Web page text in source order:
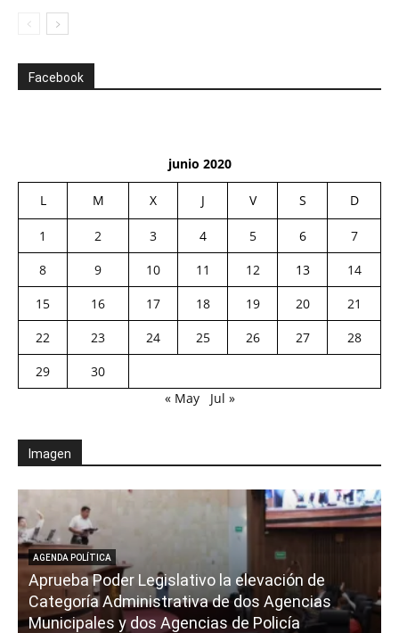
Facebook
junio 2020
L M X J V S D
1 2 3 4 5 6
7
8
9 10 11 12 13
14
15
16 17 18 19 20
21
22
23 24 25 26 27
28
29
30
« May
Jul »
Imagen
AGENDA POLÍTICA
Aprueba Poder Legislativo la elevación de
Categoría Administrativa de dos Agencias
Municipales y dos Agencias de Policía